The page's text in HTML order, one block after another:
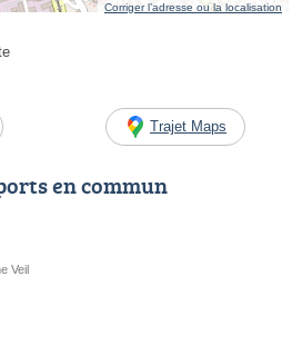
Corriger l’adresse ou la localisation
Trajet Maps
en commun
Veil